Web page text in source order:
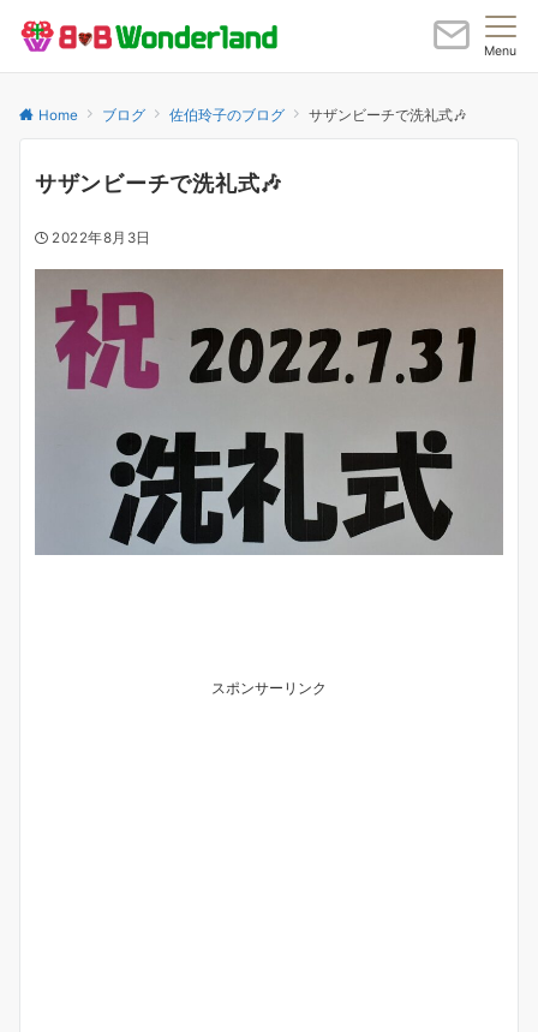
Menu
Home ブログ 佐伯玲子のブログ サザンビーチで洗礼式🎶
サザンビーチで洗礼式🎶
2022年8月3日
スポンサーリンク